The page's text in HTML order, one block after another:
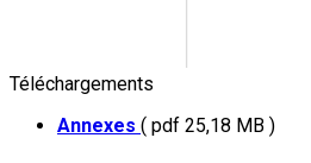
Téléchargements
Annexes ( pdf 25,18 MB )